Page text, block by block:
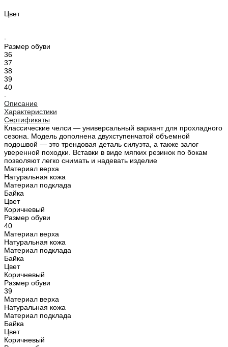
Цвет
-
Размер обуви
36
37
38
39
40
-
Описание
Характеристики
Сертификаты
Классические челси — универсальный вариант для прохладного
сезона. Модель дополнена двухступенчатой объемной
подошвой — это трендовая деталь силуэта, а также залог
уверенной походки. Вставки в виде мягких резинок по бокам
позволяют легко снимать и надевать изделие
Материал верха
Натуральная кожа
Материал подклада
Байка
Цвет
Коричневый
Размер обуви
40
Материал верха
Натуральная кожа
Материал подклада
Байка
Цвет
Коричневый
Размер обуви
39
Материал верха
Натуральная кожа
Материал подклада
Байка
Цвет
Коричневый